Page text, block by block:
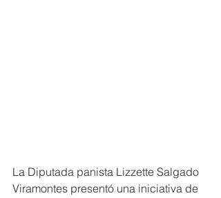
La Diputada panista Lizzette Salgado
Viramontes presentó una iniciativa de